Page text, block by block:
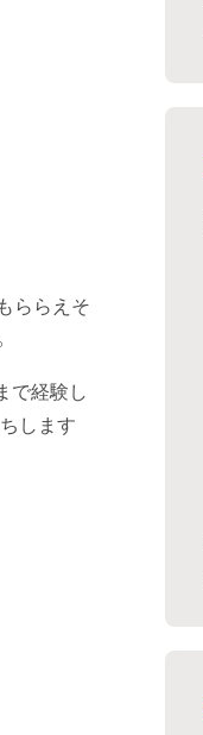
ららえそ
で経験し
します